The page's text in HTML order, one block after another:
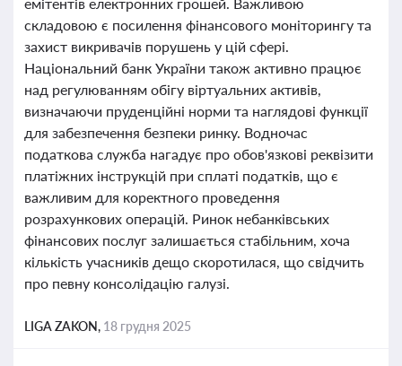
складовою є посилення фінансового моніторингу та
захист викривачів порушень у цій сфері.
Національний банк України також активно працює
над регулюванням обігу віртуальних активів,
визначаючи пруденційні норми та наглядові функції
для забезпечення безпеки ринку. Водночас
податкова служба нагадує про обов'язкові реквізити
платіжних інструкцій при сплаті податків, що є
важливим для коректного проведення
розрахункових операцій. Ринок небанківських
фінансових послуг залишається стабільним, хоча
кількість учасників дещо скоротилася, що свідчить
про певну консолідацію галузі.
LIGA ZAKON, 18 грудня 2025